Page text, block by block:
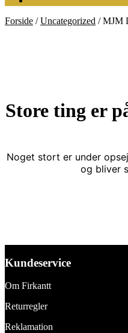
Forside /Uncategorized /MJM
Store ting er
Noget stort er under
og bliver
Kundeservice
Om Firkantt
Returregler
Reklamation